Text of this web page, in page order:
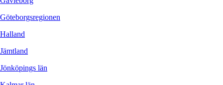
Göteborgsregionen
Halland
Jämtland
Jönköpings län